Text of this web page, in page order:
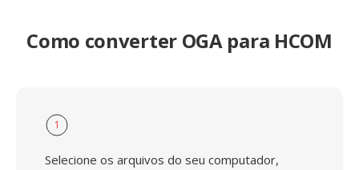
Como converter OGA para HCOM
1
Selecione os arquivos do seu computador,